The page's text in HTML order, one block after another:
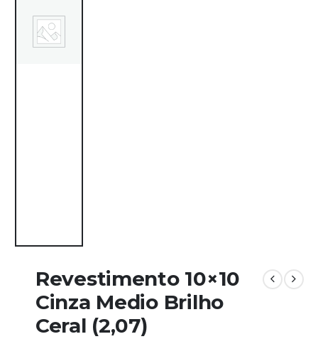
Revestimento 10×10
Cinza Medio Brilho
Ceral (2,07)